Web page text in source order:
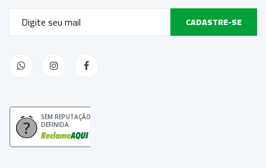
CADASTRE-SE
SEM REPUTAÇÃO
DEFINIDA